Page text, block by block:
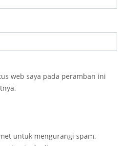
web saya pada peramban ini
untuk mengurangi spam.